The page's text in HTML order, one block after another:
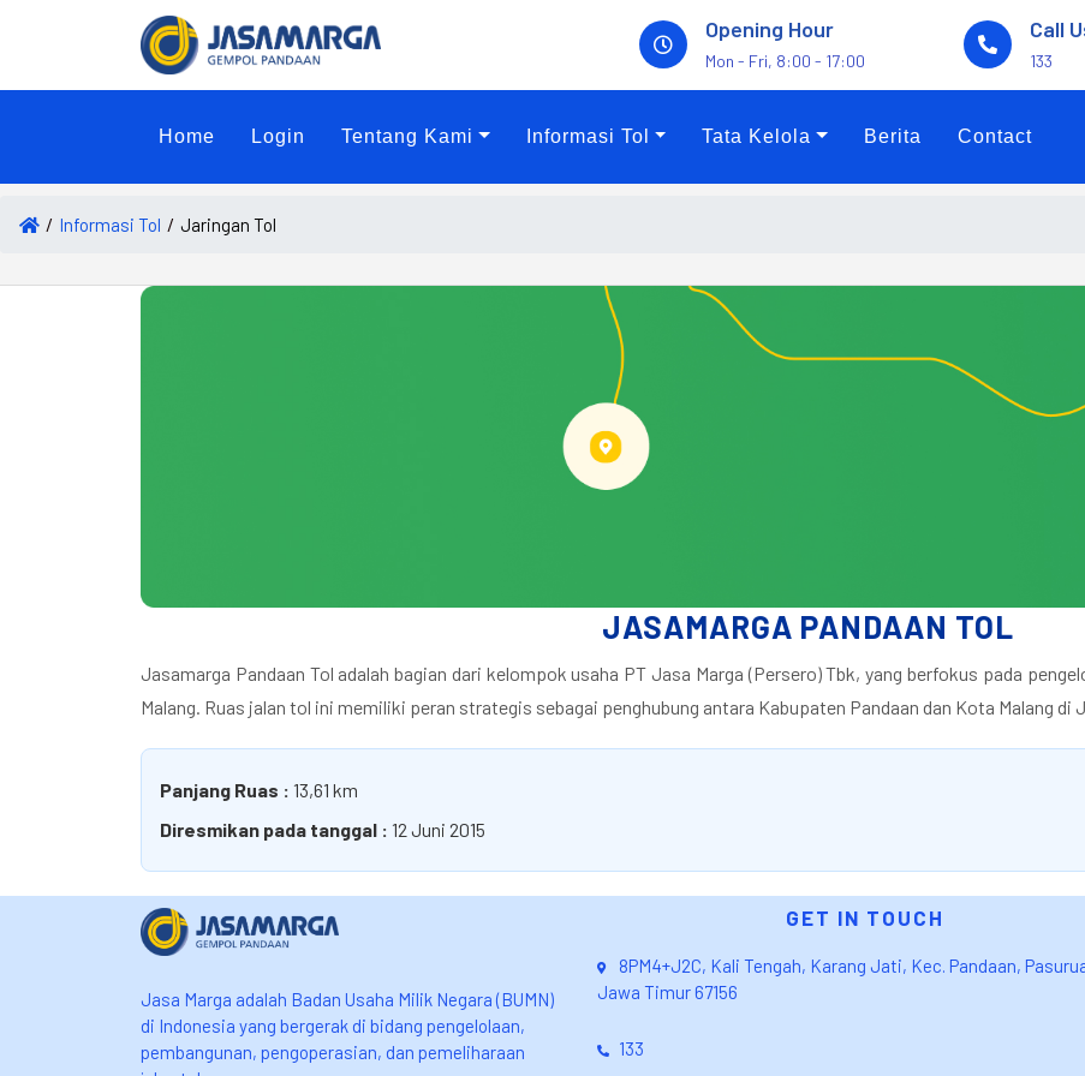
Opening Hour
Mon - Fri, 8:00 - 17:00
Call
133
Home Login Tentang Kami Informasi Tol Tata Kelola Berita Contact
Informasi Tol Jaringan Tol
JASAMARGA PANDAAN TOL
Jasamarga Pandaan Tol adalah bagian dari kelompok usaha PT Jasa Marga (Persero) Tbk, yang berfokus pada
Malang. Ruas jalan tol ini memiliki peran strategis sebagai penghubung antara Kabupaten Pandaan dan Kota Malang di
Panjang Ruas : 13,61 km
Diresmikan pada tanggal : 12 Juni 2015
Jasa Marga adalah Badan Usaha Milik Negara (BUMN)
di Indonesia yang bergerak di bidang pengelolaan,
pembangunan, pengoperasian, dan pemeliharaan
GET IN TOUCH
8PM4+J2C, Kali Tengah, Karang Jati, Kec. Pandaan,
Jawa Timur 67156
133